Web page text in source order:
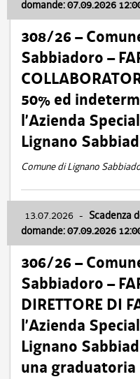
domande: 07.09.2026
308/26 –
Sabbiadoro –
50% ed
l’Azienda
Lignano
Comune di Lignano
13.07.2026 - Scadenza
domande: 07.09.2026
306/26 –
Sabbiadoro –
DIRETTORE DI
l’Azienda
Lignano
una graduatoria